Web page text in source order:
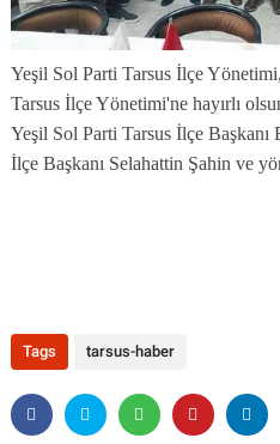
Yeşil Sol Parti Tarsus İlçe
Tarsus İlçe Yönetimi'ne hayırlı
Yeşil Sol Parti Tarsus İlçe
İlçe Başkanı Selahattin Şahin ve
Tags tarsus-haber